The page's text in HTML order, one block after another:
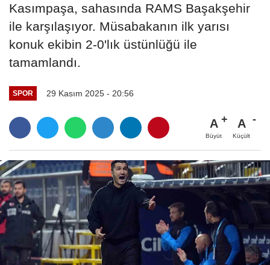
Kasımpaşa, sahasında RAMS Başakşehir
ile karşılaşıyor. Müsabakanın ilk yarısı
konuk ekibin 2-0'lık üstünlüğü ile
tamamlandı.
SPOR 29 Kasım 2025 - 20:56
A
Büyüt
A
Küçült